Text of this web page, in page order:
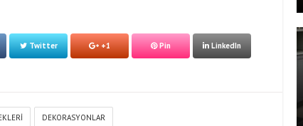
Twitter +1 Pin LinkedIn
DEKORASYONLAR